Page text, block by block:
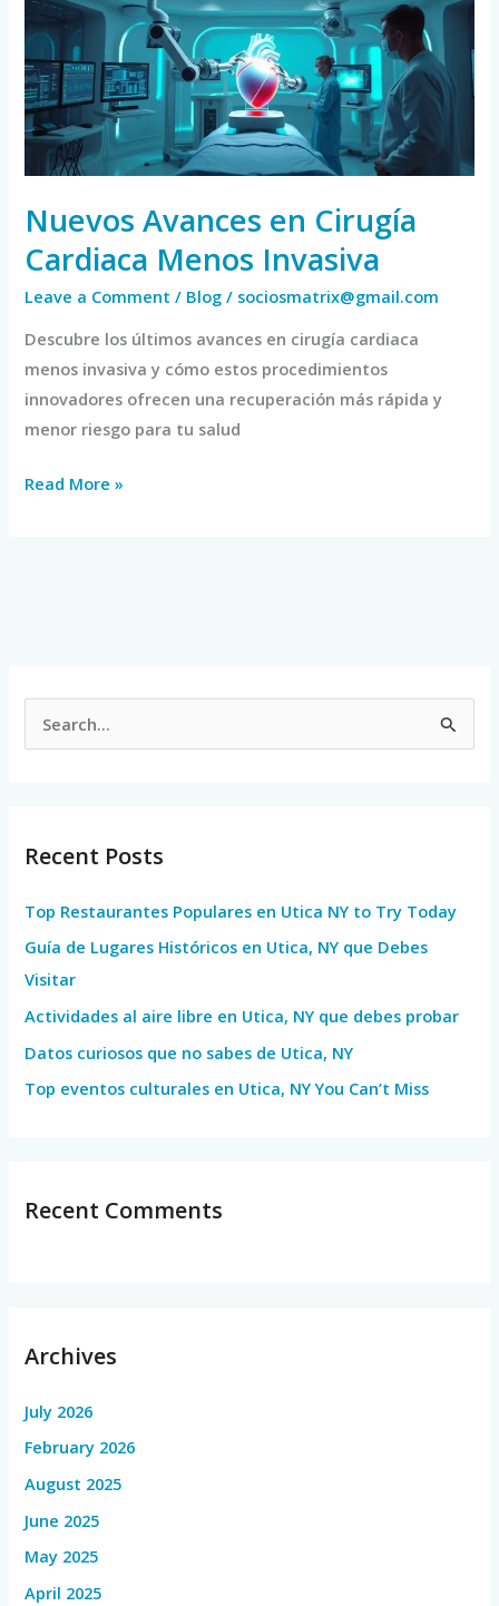
Nuevos Avances en Cirugía
Cardiaca Menos Invasiva
Leave a Comment / Blog / sociosmatrix@gmail.com
Descubre los últimos avances en cirugía cardiaca
menos invasiva y cómo estos procedimientos
innovadores ofrecen una recuperación más rápida y
menor riesgo para tu salud
Cirugía
Cardiaca
Menos
Invasiva
Read More »
c
f
o
r
:
Recent Posts
Top Restaurantes Populares en Utica NY to Try Today
Guía de Lugares Históricos en Utica, NY que Debes
Visitar
Actividades al aire libre en Utica, NY que debes probar
Datos curiosos que no sabes de Utica, NY
Top eventos culturales en Utica, NY You Can’t Miss
Recent Comments
Archives
July 2026
February 2026
August 2025
June 2025
May 2025
April 2025